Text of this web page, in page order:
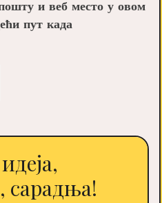
и веб место у овом
пут када
сарадња!